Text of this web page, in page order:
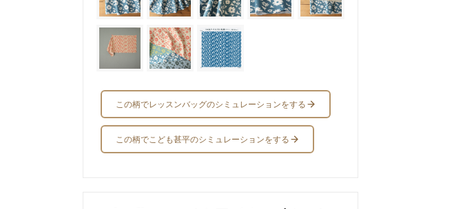
この柄でレッスンバッグのシミュレーションをする
この柄でこども甚平のシミュレーションをする